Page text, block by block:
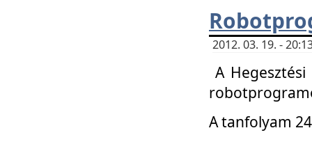
2012. 03. 19. -
A
A tanfolyam